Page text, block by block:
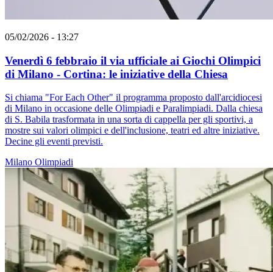
05/02/2026 - 13:27
Venerdì 6 febbraio il via ufficiale ai Giochi Olimpici
di Milano - Cortina: le iniziative della Chiesa
Si chiama "For Each Other" il programma proposto dall'arcidiocesi
di Milano in occasione delle Olimpiadi e Paralimpiadi. Dalla chiesa
di S. Babila trasformata in una sorta di cappella per gli sportivi, a
mostre sui valori olimpici e dell'inclusione, teatri ed altre iniziative.
Decine gli eventi previsti.
Milano Olimpiadi